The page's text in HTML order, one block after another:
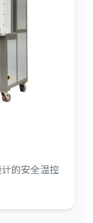
的安全温控